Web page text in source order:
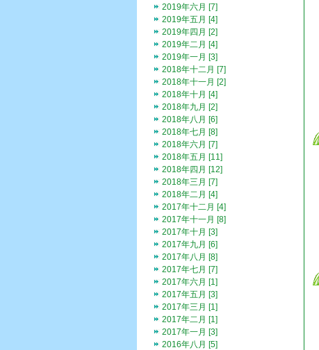
2019年六月 [7]
2019年五月 [4]
2019年四月 [2]
2019年二月 [4]
2019年一月 [3]
2018年十二月 [7]
2018年十一月 [2]
2018年十月 [4]
2018年九月 [2]
2018年八月 [6]
2018年七月 [8]
2018年六月 [7]
2018年五月 [11]
2018年四月 [12]
2018年三月 [7]
2018年二月 [4]
2017年十二月 [4]
2017年十一月 [8]
2017年十月 [3]
2017年九月 [6]
2017年八月 [8]
2017年七月 [7]
2017年六月 [1]
2017年五月 [3]
2017年三月 [1]
2017年二月 [1]
2017年一月 [3]
2016年八月 [5]